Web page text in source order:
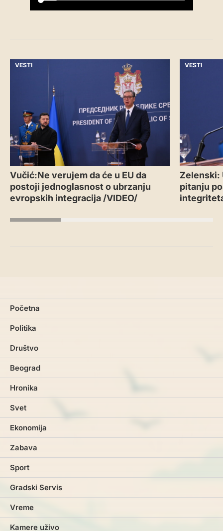
VESTI
Vučić:Ne verujem da će u EU da
postoji jednoglasnost o ubrzanju
evropskih integracija /VIDEO/
VESTI
Zelenski:
pitanju
Početna
Politika
Društvo
Beograd
Hronika
Svet
Ekonomija
Zabava
Sport
Gradski Servis
Vreme
Kamere uživo